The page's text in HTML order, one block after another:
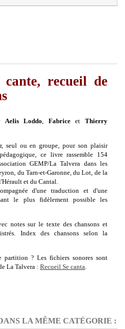
cante, recueil de
Aelis Loddo, FabriceetThierry
seul ou en groupe, pour son plaisir
ce livre rassemble 154
GEMP/La Talvera dans les
du Tarn-et-Garonne, du Lot, de la
et du Cantal.
d'une traduction et d'une
le plus fidèlement possible les
notes sur le texte des chansons et
Index des chansons selon la
? Les fichiers sonores sont
La Talvera : Recueil Se canta.
LA MÊME CATÉGORIE :